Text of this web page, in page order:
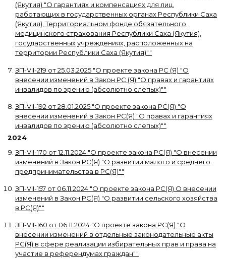
(Якутия) "О гарантиях и компенсациях для лиц,
работающих в государственных органах Республики Саха
(Якутия), Территориальном фонде обязательного
медицинского страхования Республики Саха (Якутия),
государственных учреждениях, расположенных на
территории Республики Саха (Якутия)""
ЗП-VII-219 от25.03.2025 "О проекте закона РС (Я) "О
внесении изменений в Закон РС (Я) "О правах и гарантиях
инвалидов по зрению (абсолютно слепых)""
ЗП-VII-192 от28.01.2025 "О проекте закона РС(Я) "О
внесении изменений в Закон РС(Я) "О правах и гарантиях
инвалидов по зрению (абсолютно слепых)""
2024
ЗП-VII-170 от12.11.2024 "О проекте закона РС(Я) "О внесении
изменений в Закон РС(Я) "О развитии малого и среднего
предпринимательства в РС(Я)""
ЗП-VII-157 от 06.11.2024 "О проекте закона РС(Я) О внесении
изменений в Закон РС(Я) "О развитии сельского хозяйства
в РС(Я)""
ЗП-VII-160 от 06.11.2024 "О проекте закона РС(Я) "О
внесении изменений в отдельные законодательные акты
РС(Я) в сфере реализации избирательных прав и права на
участие в референдумах граждан""